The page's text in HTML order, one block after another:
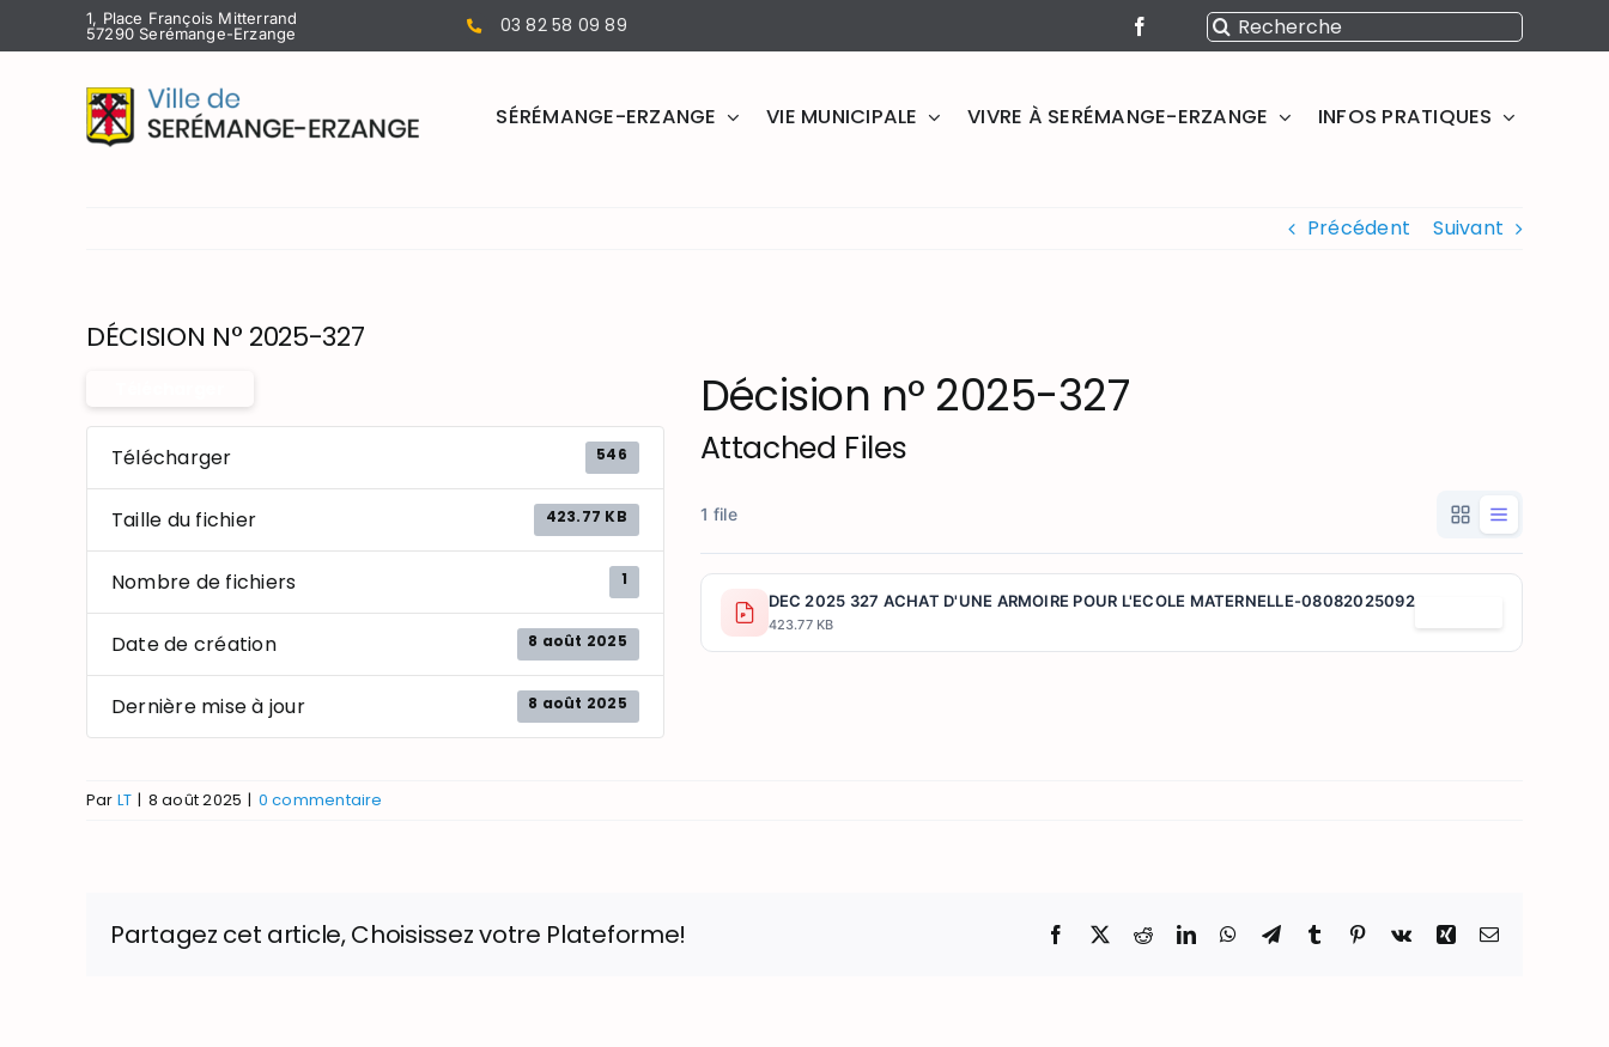
au
1, Place François Mitterrand
57290 Serémange-Erzange
03 82 58 09 89 Rechercher:
SÉRÉMANGE-ERZANGE VIE MUNICIPALE VIVRE À SERÉMANGE-ERZANGE INFOS PRATIQUES
Précédent Suivant
DÉCISION N° 2025-327
Télécharger 546
Taille du fichier 423.77 KB
Nombre de fichiers 1
Date de création 8 août 2025
Dernière mise à jour 8 août 2025
Décision n° 2025-327
Attached Files
1 file
DEC 2025 327 ACHAT D'UNE ARMOIRE POUR L'ECOLE MATERNELLE-08082025092052.pdf
423.77 KB
Par LT | 8 août 2025 | 0 commentaire
Partagez cet article, Choisissez votre Plateforme! Facebook
X RedditLinkedInWhatsApp
TelegramTumblr Pinterest
Vk Xing Email